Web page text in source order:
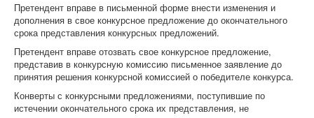
Претендент вправе в письменной форме внести изменения и
дополнения в свое конкурсное предложение до окончательного
срока представления конкурсных предложений.
Претендент вправе отозвать свое конкурсное предложение,
представив в конкурсную комиссию письменное заявление до
принятия решения конкурсной комиссией о победителе конкурса.
Конверты с конкурсными предложениями, поступившие по
истечении окончательного срока их представления, не